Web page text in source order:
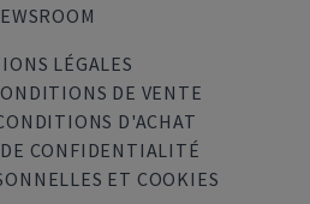
LÉGALES
DE VENTE
D'ACHAT
CONFIDENTIALITÉ
ET COOKIES